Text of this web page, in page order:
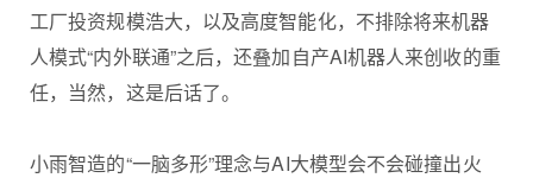
工厂投资规模浩大，以及高度智能化，不排除将来机器
人模式“内外联通”之后，还叠加自产AI机器人来创收的重
任，当然，这是后话了。
小雨智造的“一脑多形”理念与AI大模型会不会碰撞出火